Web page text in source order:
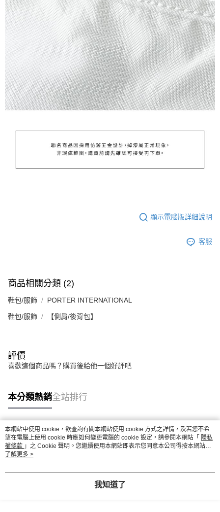
顯示電腦版詳細說明
客服
商品相關分類 (2)
鞋包/服飾 PORTER INTERNATIONAL
鞋包/服飾 【側肩/後背包】
評價
喜歡這個商品嗎？購買後給他一個好評吧
本分類熱銷全站排行
熱門標籤
本網站中使用 cookie，欲查詢有關本網站使用 cookie 方式之詳情，及若您不希
望在電腦上使用 cookie 時應如何變更電腦的 cookie 設定，請參閱本網站「 隱私
權條款 」之 Cookie 聲明。您繼續使用本網站即表示您同意本公司得按本網站使
用條款之 Cookie 聲明使用 cookie。
了解更多 >
我知道了